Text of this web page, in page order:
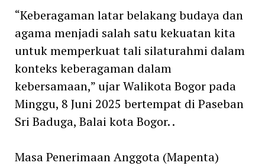
“Keberagaman latar belakang budaya dan
agama menjadi salah satu kekuatan kita
untuk memperkuat tali silaturahmi dalam
konteks keberagaman dalam
kebersamaan,” ujar Walikota Bogor pada
Minggu, 8 Juni 2025 bertempat di Paseban
Sri Baduga, Balai kota Bogor. .
Masa Penerimaan Anggota (Mapenta)